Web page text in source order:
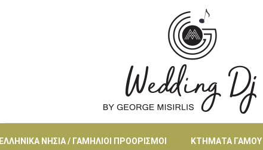
ΕΛΛΗΝΙΚΆ ΝΗΣΙΆ / ΓΑΜΉΛΙΟΙ ΠΡΟΟΡΙΣΜΟΊ ΚΤΉΜΑΤΑ ΓΆΜΟΥ